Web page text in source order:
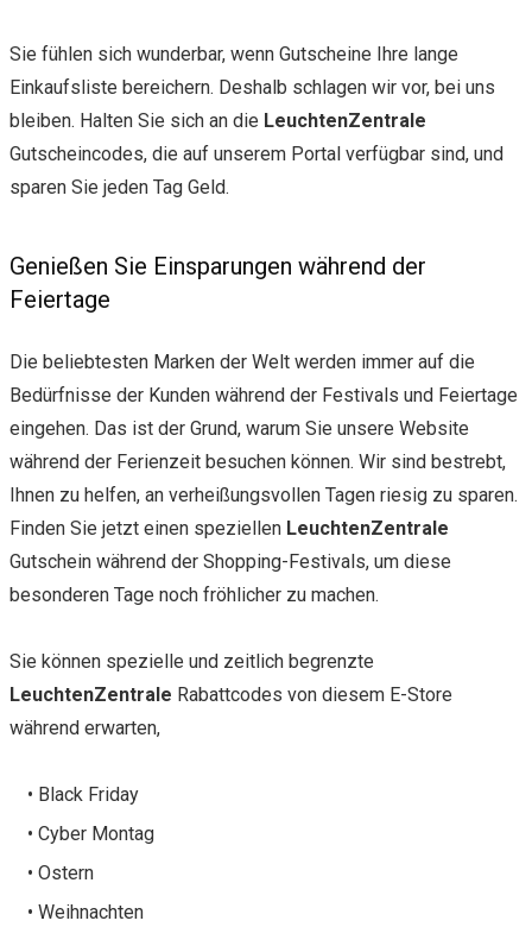
Sie fühlen sich wunderbar, wenn Gutscheine Ihre lange
Einkaufsliste bereichern. Deshalb schlagen wir vor, bei uns
bleiben. Halten Sie sich an die LeuchtenZentrale
Gutscheincodes, die auf unserem Portal verfügbar sind, und
sparen Sie jeden Tag Geld.
Genießen Sie Einsparungen während der
Feiertage
Die beliebtesten Marken der Welt werden immer auf die
Bedürfnisse der Kunden während der Festivals und Feiertage
eingehen. Das ist der Grund, warum Sie unsere Website
während der Ferienzeit besuchen können. Wir sind bestrebt,
Ihnen zu helfen, an verheißungsvollen Tagen riesig zu sparen.
Finden Sie jetzt einen speziellen LeuchtenZentrale
Gutschein während der Shopping-Festivals, um diese
besonderen Tage noch fröhlicher zu machen.
Sie können spezielle und zeitlich begrenzte
LeuchtenZentrale Rabattcodes von diesem E-Store
während erwarten,
• Black Friday
• Cyber Montag
• Ostern
• Weihnachten